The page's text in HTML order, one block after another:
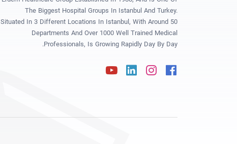
The Biggest Hospital Groups In Istanbul And Turkey.
Situated In 3 Different Locations In Istanbul, With Around 50
Departments And Over 1000 Well Trained Medical
Professionals, Is Growing Rapidly Day By Day.
Facebook
Instagram
Linkedin